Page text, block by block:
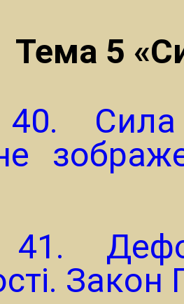
Тема 5
Сила